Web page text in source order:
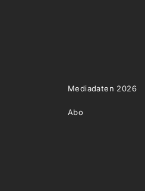
Mediadaten 2026
Abo